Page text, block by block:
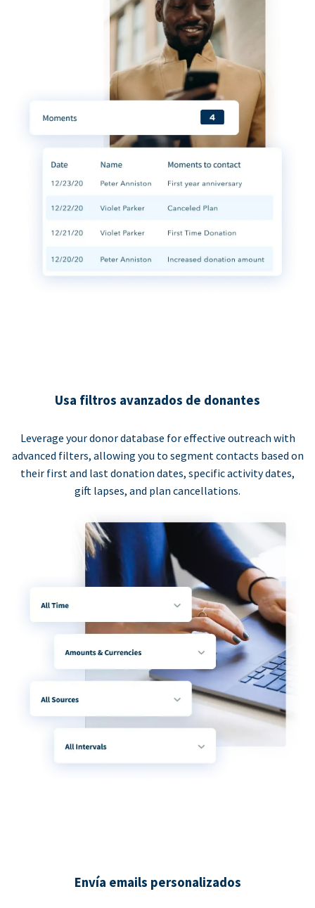
Usa filtros avanzados de donantes
Leverage your donor database for effective outreach with
advanced filters, allowing you to segment contacts based on
their first and last donation dates, specific activity dates,
gift lapses, and plan cancellations.
Envía emails personalizados